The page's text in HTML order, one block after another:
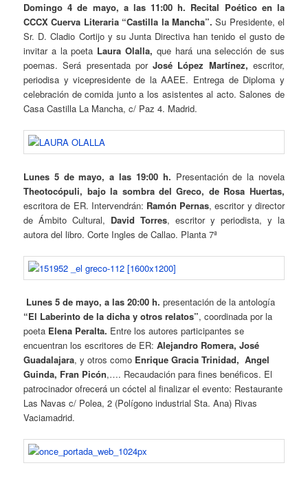
Domingo 4 de mayo, a las 11:00 h. Recital Poético en la
CCCX Cuerva Literaria “Castilla la Mancha”. Su Presidente, el
Sr. D. Cladio Cortijo y su Junta Directiva han tenido el gusto de
invitar a la poeta Laura Olalla, que hará una selección de sus
poemas. Será presentada porJosé López Martínez, escritor,
periodisa y vicepresidente de la AAEE. Entrega de Diploma y
celebración de comida junto a los asistentes al acto. Salones de
Casa Castilla La Mancha, c/ Paz 4. Madrid.
Lunes 5 de mayo, a las 19:00 h. Presentación de la novela
Theotocópuli, bajo la sombra del Greco, de Rosa Huertas,
escritora de ER. Intervendrán: Ramón Pernas, escritor y director
de Ámbito Cultural, David Torres, escritor y periodista, y la
autora del libro. Corte Ingles de Callao. Planta 7ª
Lunes 5 de mayo, a las 20:00 h.presentación de la antología
“El Laberinto de la dicha y otros relatos”, coordinada por la
poeta Elena Peralta. Entre los autores participantes se
encuentran los escritores de ER:Alejandro Romera, José
Guadalajara, y otros como Enrique Gracia Trinidad, Angel
Guinda, Fran Picón,…. Recaudación para fines benéficos. El
patrocinador ofrecerá un cóctel al finalizar el evento: Restaurante
Las Navas c/ Polea, 2 (Polígono industrial Sta. Ana) Rivas
Vaciamadrid.